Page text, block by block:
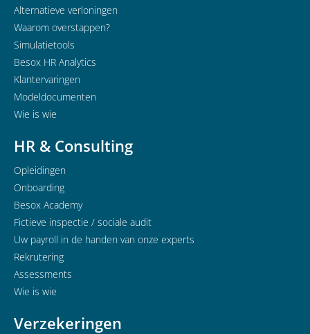
Alternatieve verloningen
Waarom overstappen?
Simulatietools
Besox HR Analytics
Klantervaringen
Modeldocumenten
Wie is wie
HR & Consulting
Opleidingen
Onboarding
Besox Academy
Fictieve inspectie / sociale audit
Uw payroll in de handen van onze experts
Rekrutering
Assessments
Wie is wie
Verzekeringen